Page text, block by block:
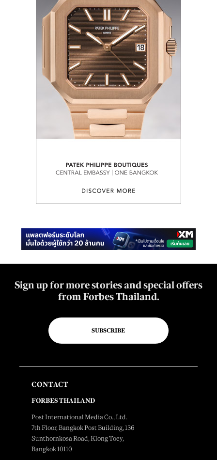
Sign up for more stories and special offers
from Forbes Thailand.
SUBSCRIBE
CONTACT
FORBES THAILAND
Post International Media Co., Ltd.
7th Floor, Bangkok Post Building, 136
Sunthornkosa Road, Klong Toey,
Bangkok 10110